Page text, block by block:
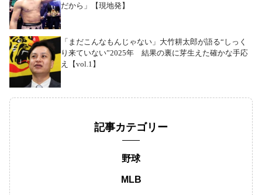
だから」【現地発】
「まだこんなもんじゃない」大竹耕太郎が語る“しっく
り来ていない”2025年 結果の裏に芽生えた確かな手応
え【vol.1】
記事カテゴリー
野球
MLB